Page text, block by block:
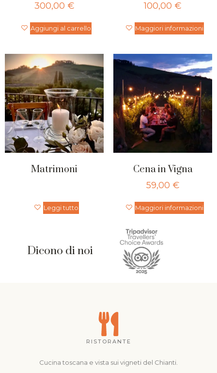
300,00 €
Aggiungi al carrello
100,00 €
Maggiori informazioni
Matrimoni
Leggi tutto
Cena in Vigna
59,00 €
Maggiori informazioni
Dicono di noi
RISTORANTE
Cucina toscana e vista sui vigneti del Chianti.